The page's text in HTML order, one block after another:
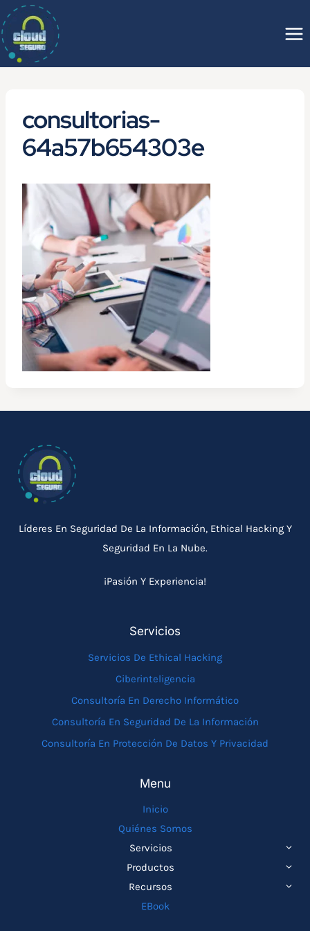
Saltar
al
contenido
consultorias-
64a57b654303e
Líderes En Seguridad De La Información, Ethical Hacking Y
Seguridad En La Nube.
¡Pasión Y Experiencia!
Servicios
Servicios De Ethical Hacking
Ciberinteligencia
Consultoría En Derecho Informático
Consultoría En Seguridad De La Información
Consultoría En Protección De Datos Y Privacidad
Menu
Inicio
Quiénes Somos
Servicios
HIJO
Productos
HIJO
Recursos
EBook